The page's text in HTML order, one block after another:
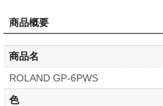
商品概要
商品名
ROLAND GP-6PWS
色